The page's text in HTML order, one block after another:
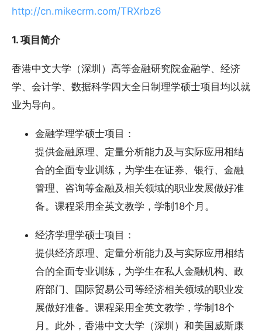
http://cn.mikecrm.com/TRXrbz6
1. 项目简介
香港中文大学（深圳）高等金融研究院金融学、经济
学、会计学、数据科学四大全日制理学硕士项目均以就
业为导向。
金融学理学硕士项目：
提供金融原理、定量分析能力及与实际应用相结
合的全面专业训练，为学生在证券、银行、金融
管理、咨询等金融及相关领域的职业发展做好准
备。课程采用全英文教学，学制18个月。
经济学理学硕士项目：
提供经济原理、定量分析能力及与实际应用相结
合的全面专业训练，为学生在私人金融机构、政
府部门、国际贸易公司等经济相关领域的职业发
展做好准备。课程采用全英文教学，学制18个
月。此外，香港中文大学（深圳）和美国威斯康